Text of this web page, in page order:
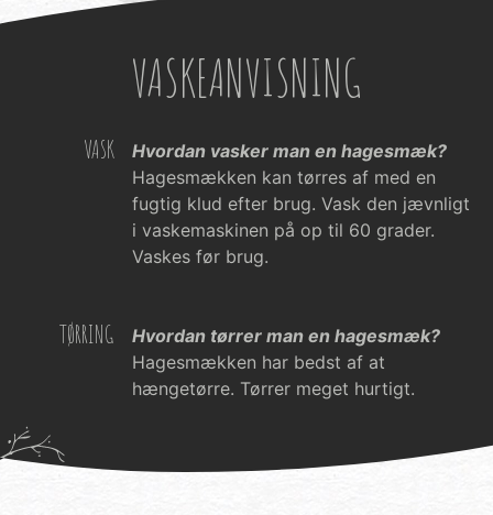
VASKEANVISNING
VASK
Hvordan vasker man en hagesmæk?
Hagesmækken kan tørres af med en
fugtig klud efter brug. Vask den jævnligt
i vaskemaskinen på op til 60 grader.
Vaskes før brug.
TØRRING
Hvordan tørrer man en hagesmæk?
Hagesmækken har bedst af at
hængetørre. Tørrer meget hurtigt.